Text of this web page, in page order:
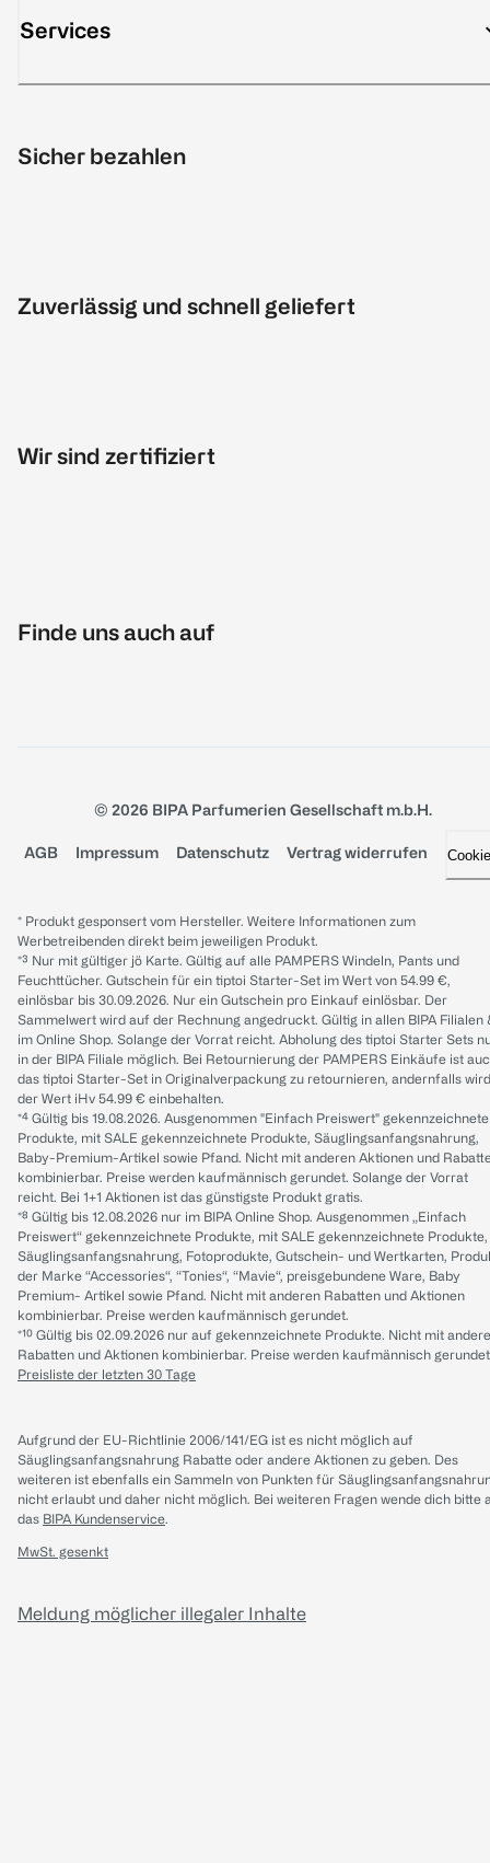
Services
Sicher bezahlen
Zuverlässig und schnell geliefert
Wir sind zertifiziert
Finde uns auch auf
© 2026 BIPA Parfumerien Gesellschaft m.b.H.
AGB Impressum Datenschutz Vertrag widerrufen
* Produkt gesponsert vom Hersteller. Weitere Informationen zum
Werbetreibenden direkt beim jeweiligen Produkt.
*³ Nur mit gültiger jö Karte. Gültig auf alle PAMPERS Windeln, Pants und
Feuchttücher. Gutschein für ein tiptoi Starter-Set im Wert von 54.99 €,
einlösbar bis 30.09.2026. Nur ein Gutschein pro Einkauf einlösbar. Der
Sammelwert wird auf der Rechnung angedruckt. Gültig in allen BIPA Filialen
im Online Shop. Solange der Vorrat reicht. Abholung des tiptoi Starter Sets
in der BIPA Filiale möglich. Bei Retournierung der PAMPERS Einkäufe ist
das tiptoi Starter-Set in Originalverpackung zu retournieren, andernfalls wird
der Wert iHv 54.99 € einbehalten.
*⁴ Gültig bis 19.08.2026. Ausgenommen "Einfach Preiswert" gekennzeichnete
Produkte, mit SALE gekennzeichnete Produkte, Säuglingsanfangsnahrung,
Baby-Premium-Artikel sowie Pfand. Nicht mit anderen Aktionen und
kombinierbar. Preise werden kaufmännisch gerundet. Solange der Vorrat
reicht. Bei 1+1 Aktionen ist das günstigste Produkt gratis.
*⁸ Gültig bis 12.08.2026 nur im BIPA Online Shop. Ausgenommen „Einfach
Preiswert“ gekennzeichnete Produkte, mit SALE gekennzeichnete Produkte,
Säuglingsanfangsnahrung, Fotoprodukte, Gutschein- und Wertkarten,
der Marke “Accessories“, “Tonies“, “Mavie“, preisgebundene Ware, Baby
Premium- Artikel sowie Pfand. Nicht mit anderen Rabatten und Aktionen
kombinierbar. Preise werden kaufmännisch gerundet.
*¹⁰ Gültig bis 02.09.2026 nur auf gekennzeichnete Produkte. Nicht mit
Rabatten und Aktionen kombinierbar. Preise werden kaufmännisch
Preisliste der letzten 30 Tage
Aufgrund der EU-Richtlinie 2006/141/EG ist es nicht möglich auf
Säuglingsanfangsnahrung Rabatte oder andere Aktionen zu geben. Des
weiteren ist ebenfalls ein Sammeln von Punkten für
nicht erlaubt und daher nicht möglich. Bei weiteren Fragen wende dich bitte
das BIPA Kundenservice.
MwSt. gesenkt
Meldung möglicher illegaler Inhalte